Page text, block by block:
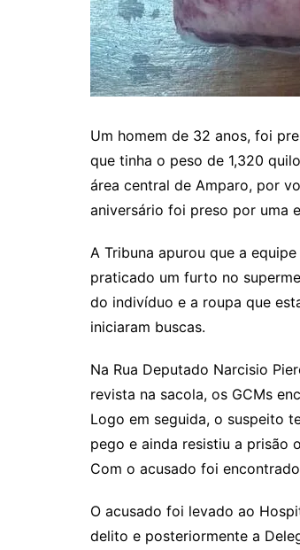
Um homem de 32 anos, foi
que tinha o peso de 1,320
área central de Amparo, por
aniversário foi preso por uma
A Tribuna apurou que a equipe
praticado um furto no
do indivíduo e a roupa que
iniciaram buscas.
Na Rua Deputado Narcisio
revista na sacola, os GCMs
Logo em seguida, o suspeito
pego e ainda resistiu a prisão
Com o acusado foi
O acusado foi levado ao
delito e posteriormente a